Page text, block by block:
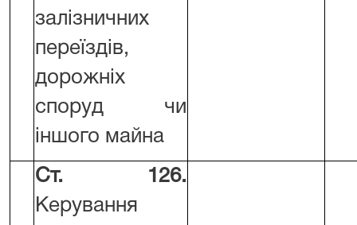
залізничних
переїздів,
дорожніх
споруд чи
іншого майна
Ст. 126.
Керування